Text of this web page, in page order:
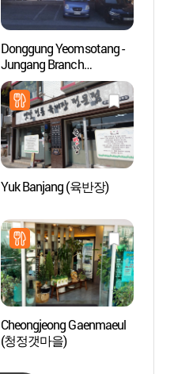
Donggung Yeomsotang -
Jungang Branch
(동궁염소탕 중앙)
Yuk Banjang (육반장)
Cheongjeong Gaenmaeul
(청정갯마을)